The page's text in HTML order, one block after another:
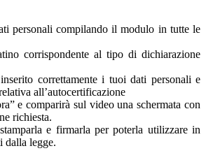
personali compilando il modulo in tutte le
corrispondente al tipo di dichiarazione
correttamente i tuoi dati personali e
all’autocertificazione
e comparirà sul video una schermata con
richiesta.
e firmarla per poterla utilizzare in
dalla legge.